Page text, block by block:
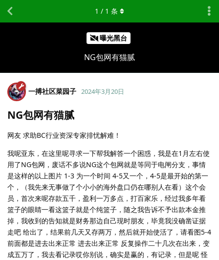
曝光黑台
NG包网有猫腻
1 / 1 条
一搏社区菜园子 2024年3月20日
NG包网有猫腻
网友 求助BC行业资深专家排忧解难！
我呢亚东，在这里呢寻求一下帮我解答一个困惑，我是在1月左右使
用了NG包网，废话不多说NG这个包网就是等同于电闸分支，事情
是这样的以上图片 1-3 为一个时间 4-5又一个，4-5是最开始的第一
个，（我先来无事做了个小小的海外盘口仍在哪别人在看）这个会
员，首次来呢存款五千，盈利一万多点，打百家乐，经过我多年看
篮子的眼睛一看这篮子就是个纯篮子，随之我告诉不予出款本金推
掉，我收到的告知就是财务那边自己现时朋友，毕竟我没确凿证据
走吧 给出了，结果前几天又存两万，然后就开始使活了，请看图5-4
前面都是进去出来正常 进去出来正常 反复操作二十几次在出来，变
成五万了，我去看记录哎你别说，确实是赢的，有记录，但是呢 怪